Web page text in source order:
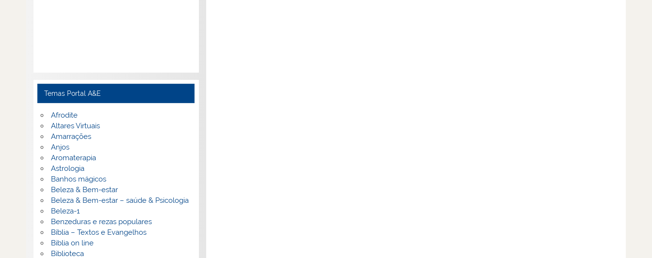
Temas Portal A&E
Afrodite
Altares Virtuais
Amarrações
Anjos
Aromaterapia
Astrologia
Banhos mágicos
Beleza & Bem-estar
Beleza & Bem-estar – saúde & Psicologia
Beleza-1
Benzeduras e rezas populares
Bíblia – Textos e Evangelhos
Biblia on line
Biblioteca